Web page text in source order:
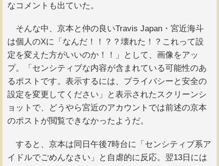
なコメントも出ていた。
そんな中、京本と仲の良いTravis Japan・宮近海斗
は個人のXに「なんだ！！？？壊れた！？これって設
定を変えた方がいいのか！！」として、画像をアッ
プ。「センシティブな内容が含まれている可能性のあ
るポストです。表示するには、プライバシーと安全の
設定を変更してください」と表示されたスクリーンシ
ョットで、どうやら宮近のアカウントでは前述の京本
のポストが閲覧できなかったようだ。
すると、京本は同日午後7時台に「センシティブ系ア
イドルでごめんなさい」と自虐的に反応。翌13日には